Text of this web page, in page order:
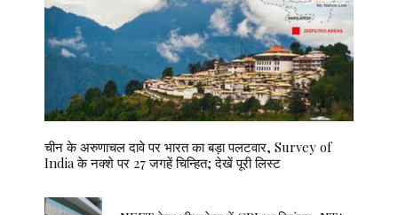
चीन के अरुणाचल दावे पर भारत का बड़ा पलटवार, Survey of
India के नक्शे पर 27 जगहें चिन्हित; देखें पूरी लिस्ट